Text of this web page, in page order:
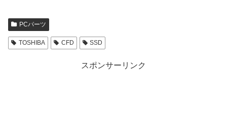
PCパーツ
TOSHIBA CFD SSD
スポンサーリンク